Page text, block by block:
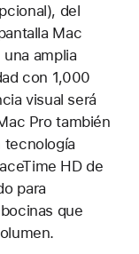
del
Mac
amplia
con 1,000
visual será
Pro también
HD de
para
que